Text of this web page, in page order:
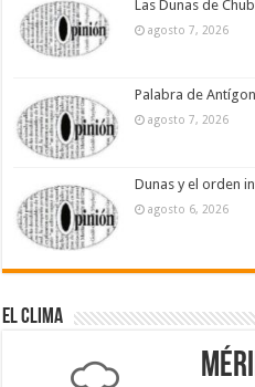
Las Dunas de
agosto 7, 2026
Palabra de
agosto 7, 2026
Dunas y el orden
agosto 6, 2026
El Clima